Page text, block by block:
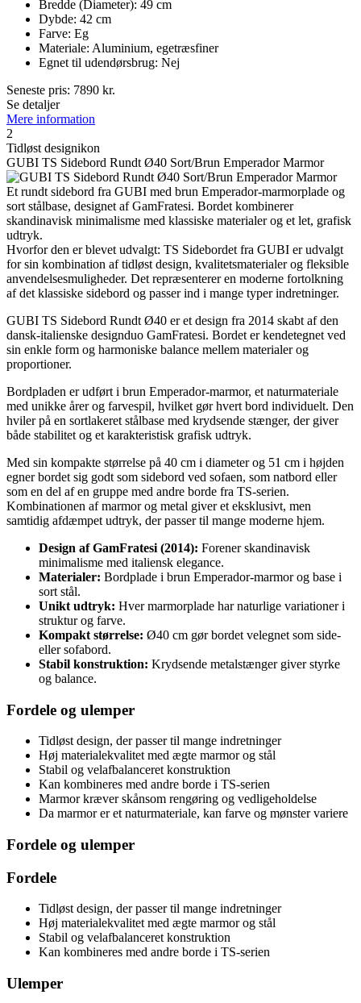
Bredde (Diameter): 49 cm
Dybde: 42 cm
Farve: Eg
Materiale: Aluminium, egetræsfiner
Egnet til udendørsbrug: Nej
Seneste pris: 7890 kr.
Se detaljer
Mere information
2
Tidløst designikon
GUBI TS Sidebord Rundt Ø40 Sort/Brun Emperador Marmor
Et rundt sidebord fra GUBI med brun Emperador-marmorplade og
sort stålbase, designet af GamFratesi. Bordet kombinerer
skandinavisk minimalisme med klassiske materialer og et let, grafisk
udtryk.
Hvorfor den er blevet udvalgt: TS Sidebordet fra GUBI er udvalgt
for sin kombination af tidløst design, kvalitetsmaterialer og fleksible
anvendelsesmuligheder. Det repræsenterer en moderne fortolkning
af det klassiske sidebord og passer ind i mange typer indretninger.
GUBI TS Sidebord Rundt Ø40 er et design fra 2014 skabt af den
dansk-italienske designduo GamFratesi. Bordet er kendetegnet ved
sin enkle form og harmoniske balance mellem materialer og
proportioner.
Bordpladen er udført i brun Emperador-marmor, et naturmateriale
med unikke årer og farvespil, hvilket gør hvert bord individuelt. Den
hviler på en sortlakeret stålbase med krydsende stænger, der giver
både stabilitet og et karakteristisk grafisk udtryk.
Med sin kompakte størrelse på 40 cm i diameter og 51 cm i højden
egner bordet sig godt som sidebord ved sofaen, som natbord eller
som en del af en gruppe med andre borde fra TS-serien.
Kombinationen af marmor og metal giver et eksklusivt, men
samtidig afdæmpet udtryk, der passer til mange moderne hjem.
Design af GamFratesi (2014): Forener skandinavisk
minimalisme med italiensk elegance.
Materialer: Bordplade i brun Emperador-marmor og base i
sort stål.
Unikt udtryk: Hver marmorplade har naturlige variationer i
struktur og farve.
Kompakt størrelse: Ø40 cm gør bordet velegnet som side-
eller sofabord.
Stabil konstruktion: Krydsende metalstænger giver styrke
og balance.
Fordele og ulemper
Tidløst design, der passer til mange indretninger
Høj materialekvalitet med ægte marmor og stål
Stabil og velafbalanceret konstruktion
Kan kombineres med andre borde i TS-serien
Marmor kræver skånsom rengøring og vedligeholdelse
Da marmor er et naturmateriale, kan farve og mønster variere
Fordele og ulemper
Fordele
Tidløst design, der passer til mange indretninger
Høj materialekvalitet med ægte marmor og stål
Stabil og velafbalanceret konstruktion
Kan kombineres med andre borde i TS-serien
Ulemper